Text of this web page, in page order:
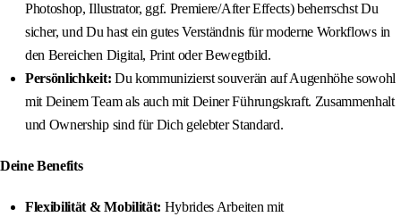
Photoshop, Illustrator, ggf. Premiere/After Effects) beherrschst Du
sicher, und Du hast ein gutes Verständnis für moderne Workflows in
den Bereichen Digital, Print oder Bewegtbild.
Persönlichkeit: Du kommunizierst souverän auf Augenhöhe sowohl
mit Deinem Team als auch mit Deiner Führungskraft. Zusammenhalt
und Ownership sind für Dich gelebter Standard.
Deine Benefits
Flexibilität & Mobilität: Hybrides Arbeiten mit